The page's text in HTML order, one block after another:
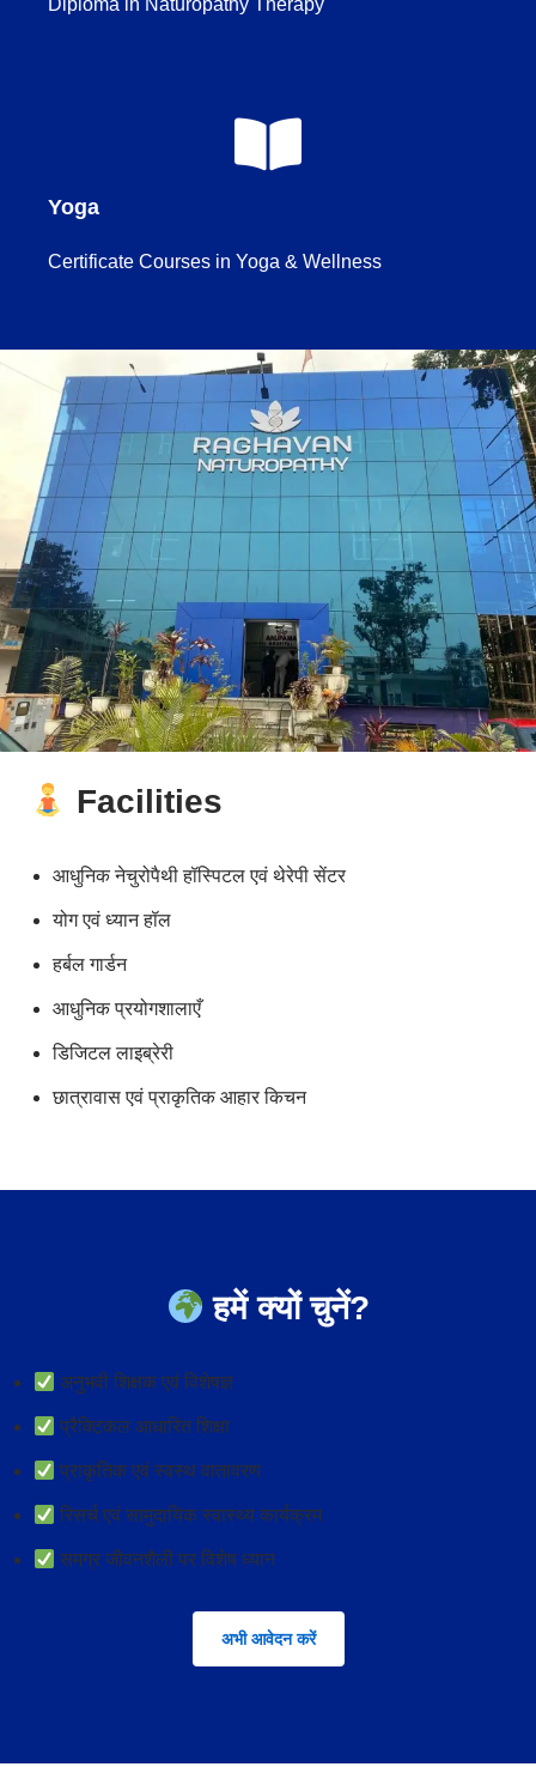
Diploma in Naturopathy Therapy
Yoga
Certificate Courses in Yoga & Wellness
Facilities
आधुनिक नेचुरोपैथी हॉस्पिटल एवं थेरेपी सेंटर
योग एवं ध्यान हॉल
हर्बल गार्डन
आधुनिक प्रयोगशालाएँ
डिजिटल लाइब्रेरी
छात्रावास एवं प्राकृतिक आहार किचन
हमें क्यों चुनें?
अनुभवी शिक्षक एवं विशेषज्ञ
प्रैक्टिकल आधारित शिक्षा
प्राकृतिक एवं स्वस्थ वातावरण
रिसर्च एवं सामुदायिक स्वास्थ्य कार्यक्रम
समग्र जीवनशैली पर विशेष ध्यान
अभी आवेदन करें